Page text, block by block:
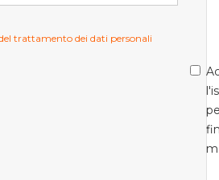
trattamento dei dati personali